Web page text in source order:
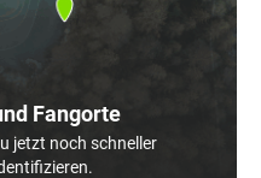
Fangorte
jetzt noch schneller